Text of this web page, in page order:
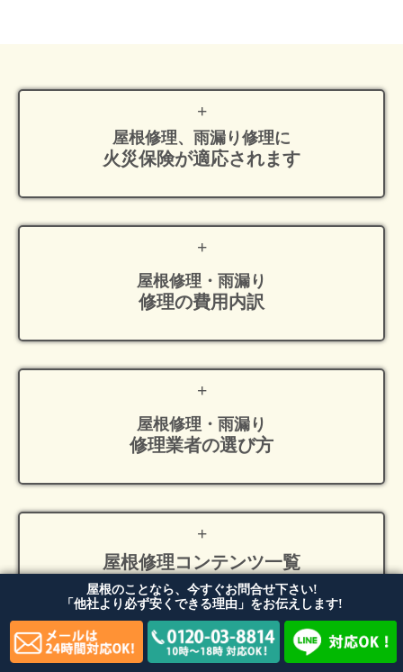
屋根修理、雨漏り修理に
火災保険が適応されます
屋根修理・雨漏り
修理の費用内訳
屋根修理・雨漏り
修理業者の選び方
屋根修理コンテンツ一覧
屋根のことなら、今すぐお問合せ下さい!
「他社より必ず安くできる理由」をお伝えします!